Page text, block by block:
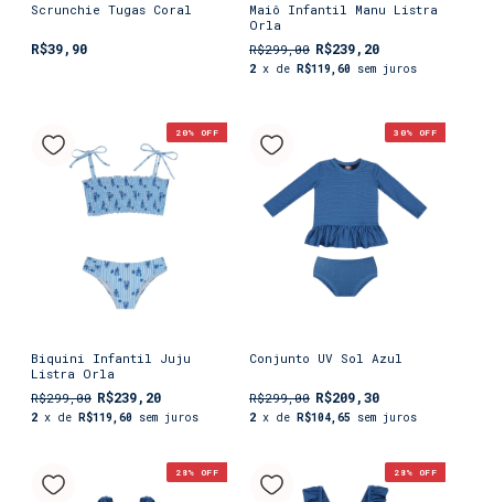
Scrunchie Tugas Coral
R$39,90
Maiô Infantil Manu Listra
Orla
R$299,00 R$239,20
2 x de R$119,60 sem juros
20% OFF
Biquini Infantil Juju
Listra Orla
R$299,00 R$239,20
2 x de R$119,60 sem juros
30% OFF
Conjunto UV Sol Azul
R$299,00 R$209,30
2 x de R$104,65 sem juros
28% OFF 28% OFF